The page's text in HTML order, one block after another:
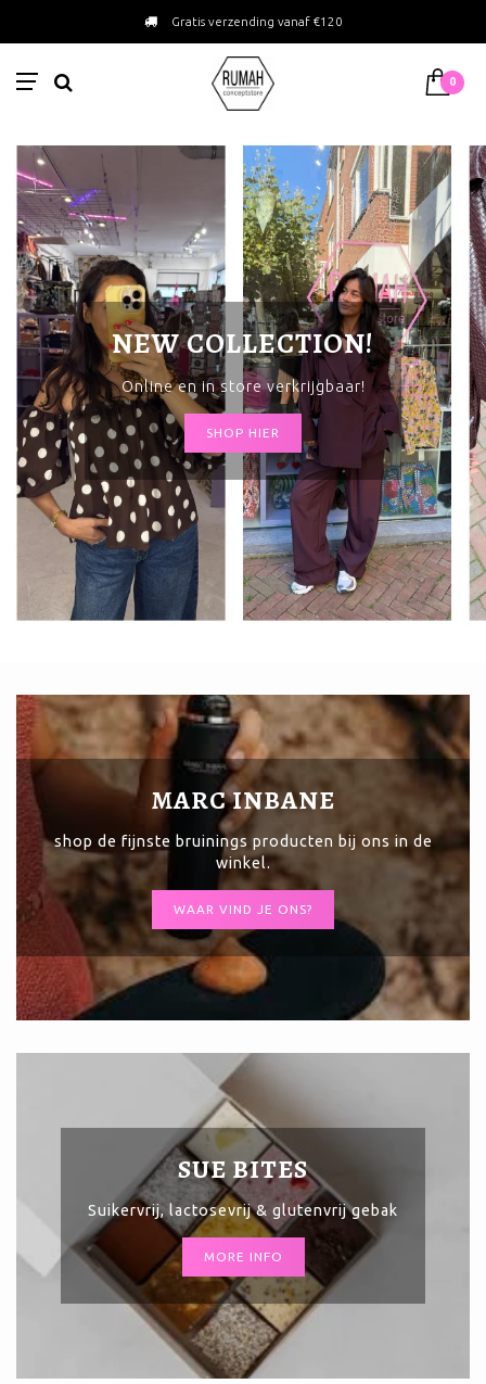
Gratis verzending vanaf €120
0
NEW COLLECTION!
Online en in store verkrijgbaar!
SHOP HIER
MARC INBANE
shop de fijnste bruinings producten bij ons in de
winkel.
WAAR VIND JE ONS?
SUE BITES
Suikervrij, lactosevrij & glutenvrij gebak
MORE INFO